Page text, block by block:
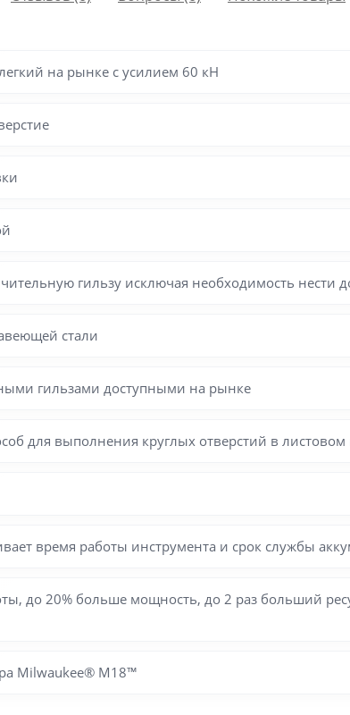
на рынке с усилием 60 кН
гильзу исключая необходимость нести
стали
гильзами доступными на рынке
для выполнения круглых отверстий в листовом
время работы инструмента и срок службы
до 20% больше мощность, до 2 раз больший
Milwaukee® M18™